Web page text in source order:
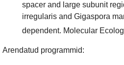
spacer and large subunit
irregularis and Gigaspora
dependent. Molecular
Arendatud programmid: